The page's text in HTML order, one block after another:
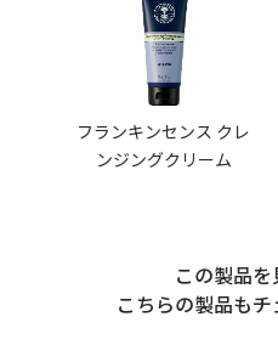
フランキンセンス クレ
ンジングクリーム
この製品を
こちらの製品も